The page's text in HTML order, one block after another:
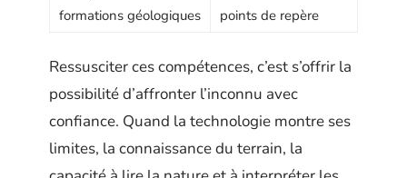
formations géologiques
points de repère
Ressusciter ces compétences, c’est s’offrir la
possibilité d’affronter l’inconnu avec
confiance. Quand la technologie montre ses
limites, la connaissance du terrain, la